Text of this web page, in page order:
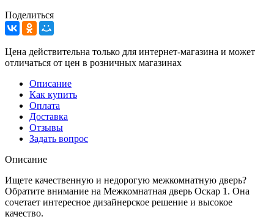
Поделиться
Цена действительна только для интернет-магазина и может
отличаться от цен в розничных магазинах
Описание
Как купить
Оплата
Доставка
Отзывы
Задать вопрос
Описание
Ищете качественную и недорогую межкомнатную дверь?
Обратите внимание на Межкомнатная дверь Оскар 1. Она
сочетает интересное дизайнерское решение и высокое
качество.